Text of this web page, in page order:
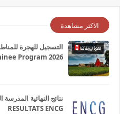
الاكثر مشاهدة
Program 2026
RESULTATS ENCG